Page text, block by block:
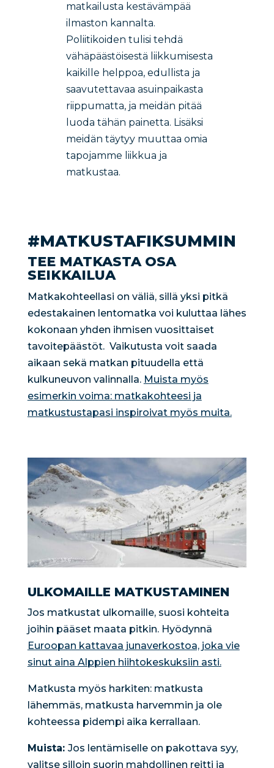
matkailusta kestävämpää
ilmaston kannalta.
Poliitikoiden tulisi tehdä
vähäpäästöisestä liikkumisesta
kaikille helppoa, edullista ja
saavutettavaa asuinpaikasta
riippumatta, ja meidän pitää
luoda tähän painetta. Lisäksi
meidän täytyy muuttaa omia
tapojamme liikkua ja
matkustaa.
#MATKUSTAFIKSUMMIN
TEE MATKASTA OSA
SEIKKAILUA
Matkakohteellasi on väliä, sillä yksi pitkä
edestakainen lentomatka voi kuluttaa lähes
kokonaan yhden ihmisen vuosittaiset
tavoitepäästöt. Vaikutusta voit saada
aikaan sekä matkan pituudella että
kulkuneuvon valinnalla. Muista myös
esimerkin voima: matkakohteesi ja
matkustustapasi inspiroivat myös muita.
ULKOMAILLE MATKUSTAMINEN
Jos matkustat ulkomaille, suosi kohteita
joihin pääset maata pitkin. Hyödynnä
Euroopan kattavaa junaverkostoa, joka vie
sinut aina Alppien hiihtokeskuksiin asti.
Matkusta myös harkiten: matkusta
lähemmäs, matkusta harvemmin ja ole
kohteessa pidempi aika kerrallaan.
Muista: Jos lentämiselle on pakottava syy,
valitse silloin suorin mahdollinen reitti ja